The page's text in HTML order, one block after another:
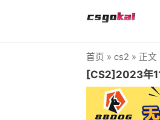
首页 » cs2 » 正文
[CS2]2023年